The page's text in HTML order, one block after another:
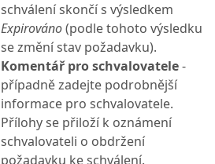
schválení skončí s výsledkem
Expirováno(podle tohoto výsledku
se změní stav požadavku).
Komentář pro schvalovatele-
případně zadejte podrobnější
informace pro schvalovatele.
Přílohy se přiloží k oznámení
schvalovateli o obdržení
požadavku ke schválení.